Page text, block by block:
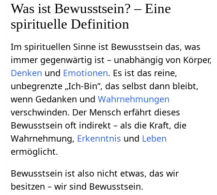
Was ist Bewusstsein? – Eine
spirituelle Definition
Im spirituellen Sinne ist Bewusstsein das, was
immer gegenwärtig ist – unabhängig von Körper,
Denken und Emotionen. Es ist das reine,
unbegrenzte „Ich-Bin“, das selbst dann bleibt,
wenn Gedanken undWahrnehmungen
verschwinden. Der Mensch erfährt dieses
Bewusstsein oft indirekt – als die Kraft, die
Wahrnehmung, Erkenntnis und Leben
ermöglicht.
Bewusstsein ist also nicht etwas, das wir
besitzen – wir sind Bewusstsein.